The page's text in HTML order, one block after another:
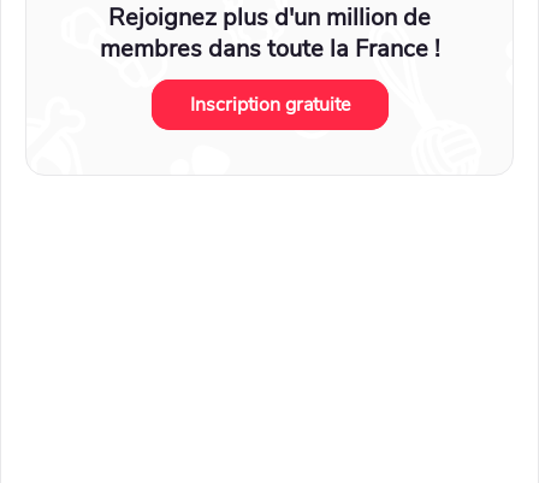
Rejoignez plus d'un million de
membres dans toute la France !
Inscription gratuite